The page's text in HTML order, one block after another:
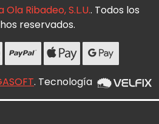
Ola Ribadeo, S.L.U.. Todos los
reservados.
. Tecnología